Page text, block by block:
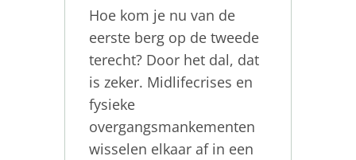
Hoe kom je nu van de
eerste berg op de tweede
terecht? Door het dal, dat
is zeker. Midlifecrises en
fysieke
overgangsmankementen
wisselen elkaar af in een